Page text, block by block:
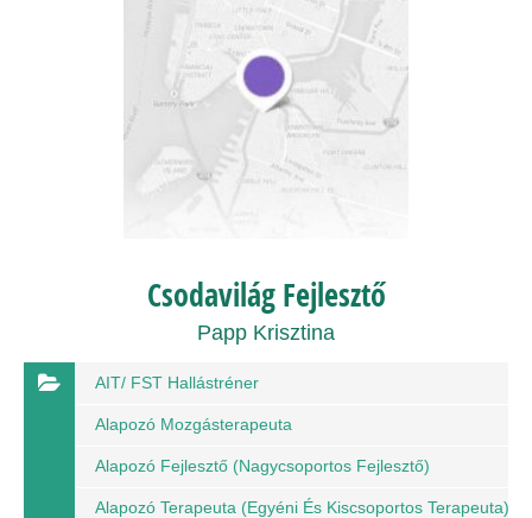
Csodavilág Fejlesztő
Papp Krisztina
AIT/ FST Hallástréner
Alapozó Mozgásterapeuta
Alapozó Fejlesztő (nagycsoportos Fejlesztő)
Alapozó Terapeuta (egyéni És Kiscsoportos Terapeuta)